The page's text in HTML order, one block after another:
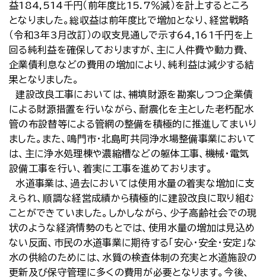
益184,514千円（前年度比15.7％減）を計上するところ
となりました。総収益は前年度比で増加となり、経営戦略
（令和3年3月改訂）の収支見通しで示す64,161千円を上
回る純利益を確保しておりますが、主に人件費や動力費、
企業債利息などの費用の増加により、純利益は減少する結
果となりました。
建設改良工事においては、補填財源を勘案しつつ企業債
による財源措置を行いながら、耐震化を主とした老朽配水
管の布設替等による管網の整備を積極的に推進してまいり
ました。また、鳴門市・北島町共同浄水場整備事業において
は、主に浄水処理棟や濃縮槽などの躯体工事、機械・電気
設備工事を行い、着実に工事を進めております。
水道事業は、過去においては使用水量の着実な増加に支
えられ、順調な経営成績から積極的に建設改良に取り組む
ことができていました。しかしながら、少子高齢社会での現
状のような経済情勢のもとでは、使用水量の増加は見込め
ない反面、市民の水道事業に期待する「安心・安全・安定」な
水の供給のためには、水質の検査体制の充実と水道施設の
更新及び保守管理に多くの費用が必要となります。今後、